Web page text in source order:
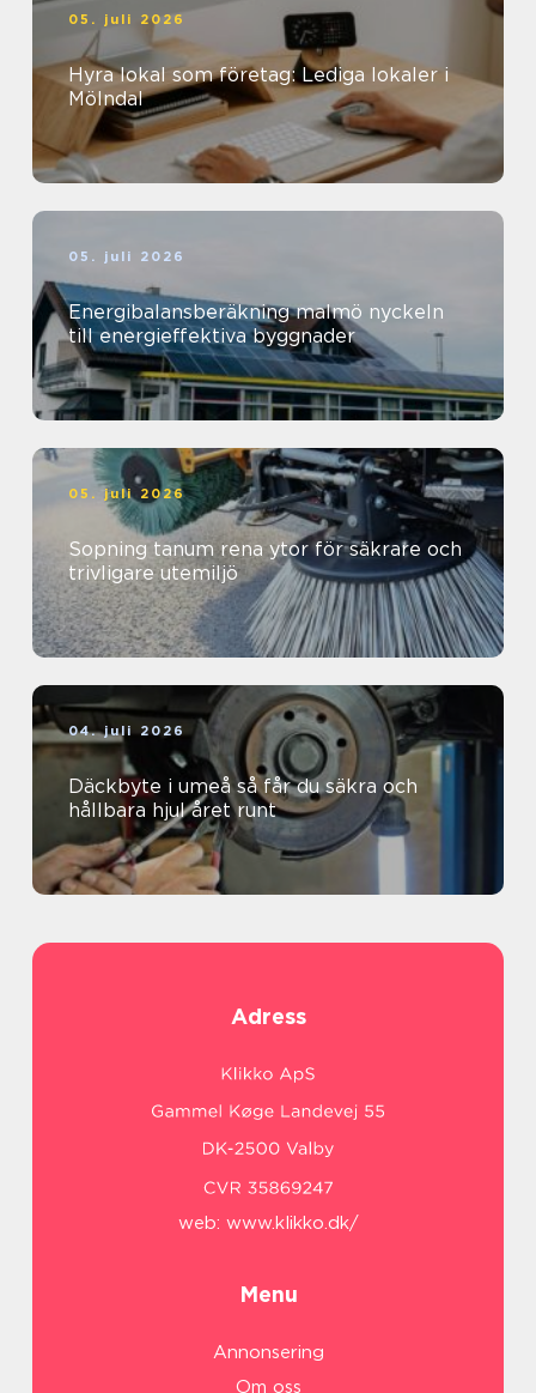
05. juli 2026
Hyra lokal som företag: Lediga lokaler i
Mölndal
05. juli 2026
Energibalansberäkning malmö nyckeln
till energieffektiva byggnader
05. juli 2026
Sopning tanum rena ytor för säkrare och
trivligare utemiljö
04. juli 2026
Däckbyte i umeå så får du säkra och
hållbara hjul året runt
Adress
web: www.klikko.dk/
Menu
Annonsering
Om oss